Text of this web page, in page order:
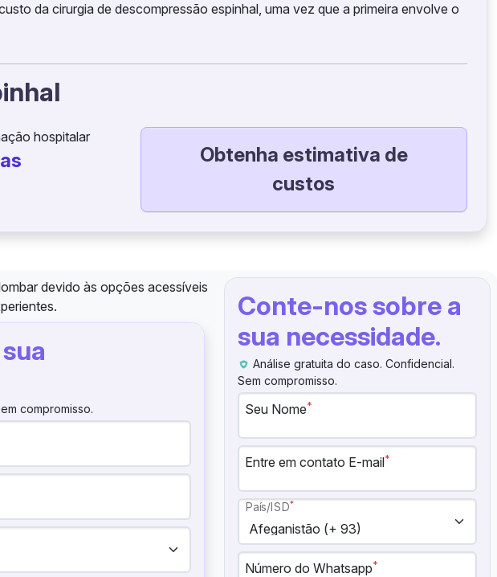
da cirurgia de descompressão espinhal, uma vez que a primeira envolve o
hospitalar
Obtenha estimativa de
custos
devido às opções acessíveis
compromisso.
Conte-nos sobre a
sua necessidade.
Análise gratuita do caso. Confidencial.
Sem compromisso.
Seu Nome*
Entre em contato E-mail*
País/ISD*
Número do Whatsapp*